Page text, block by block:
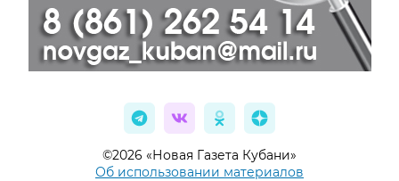
©2026 «Новая Газета Кубани»
Об использовании материалов